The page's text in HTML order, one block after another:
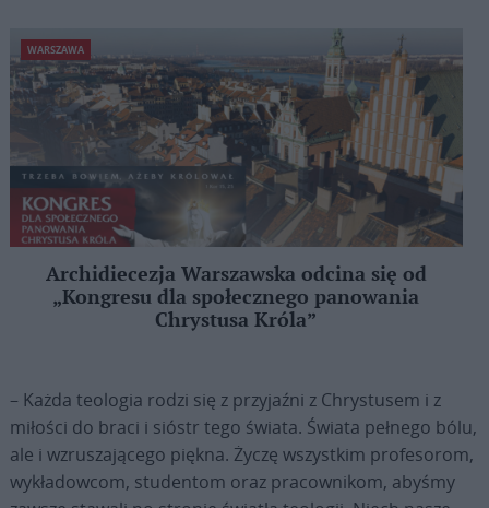
WARSZAWA
Archidiecezja Warszawska odcina się od
„Kongresu dla społecznego panowania
Chrystusa Króla”
– Każda teologia rodzi się z przyjaźni z Chrystusem i z
miłości do braci i sióstr tego świata. Świata pełnego bólu,
ale i wzruszającego piękna. Życzę wszystkim profesorom,
wykładowcom, studentom oraz pracownikom, abyśmy